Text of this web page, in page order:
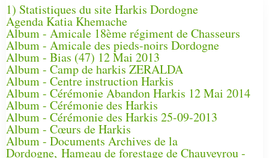
1) Statistiques du site Harkis Dordogne
Agenda Katia Khemache
Album - Amicale 18ème régiment de Chasseurs
Album - Amicale des pieds-noirs Dordogne
Album - Bias (47) 12 Mai 2013
Album - Camp de harkis ZERALDA
Album - Centre instruction Harkis
Album - Cérémonie Abandon Harkis 12 Mai 2014
Album - Cérémonie des Harkis
Album - Cérémonie des Harkis 25-09-2013
Album - Cœurs de Harkis
Album - Documents Archives de la
Dordogne, Hameau de forestage de Chauveyrou -